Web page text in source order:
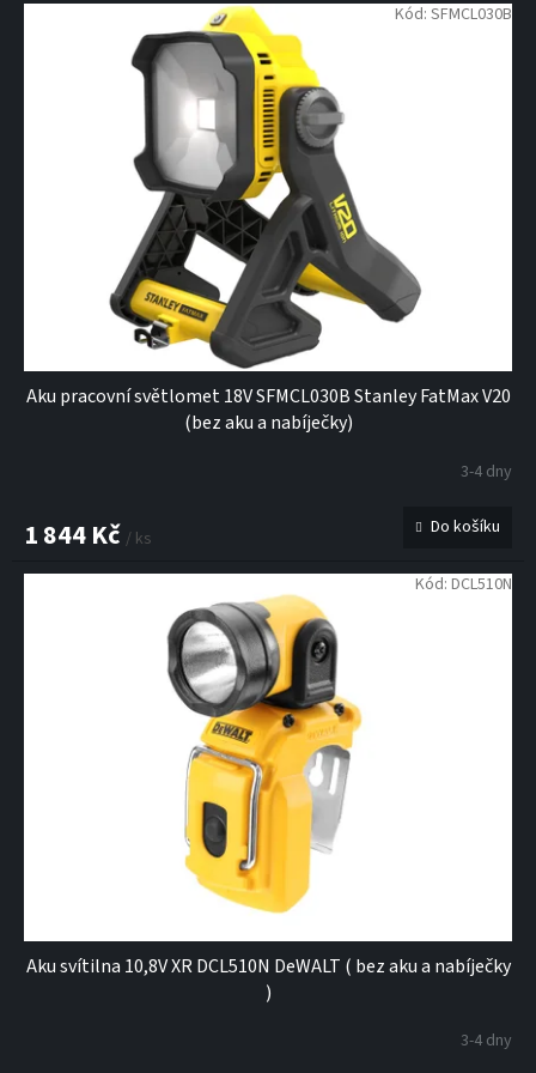
Aku pracovní světlomet 18V SFMCL030B Stanley FatMax V20
(bez aku a nabíječky)
3-4 dny
1 844 Kč / ks Do košíku
Kód: SFMCL030B
Aku svítilna 10,8V XR DCL510N DeWALT ( bez aku a nabíječky
)
3-4 dny
Kód: DCL510N